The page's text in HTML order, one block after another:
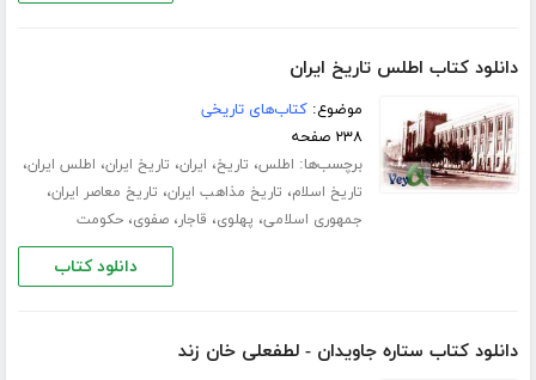
دانلود کتاب اطلس تاریخ ایران
موضوع:کتاب‌های تاریخی
۲۳۸ صفحه
برچسب‌ها: اطلس، تاریخ، ایران، تاریخ ایران، اطلس ایران،
تاریخ اسلام، تاریخ مذاهب ایران، تاریخ معاصر ایران،
جمهوری اسلامی، پهلوی، قاجار،صفوی،حکومت
دانلود کتاب
دانلود کتاب ستاره جاویدان - لطفعلی خان زند